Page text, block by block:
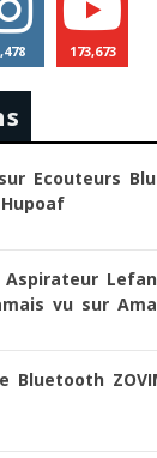
173,673
Ecouteurs
Aspirateur
vu sur
Bluetooth